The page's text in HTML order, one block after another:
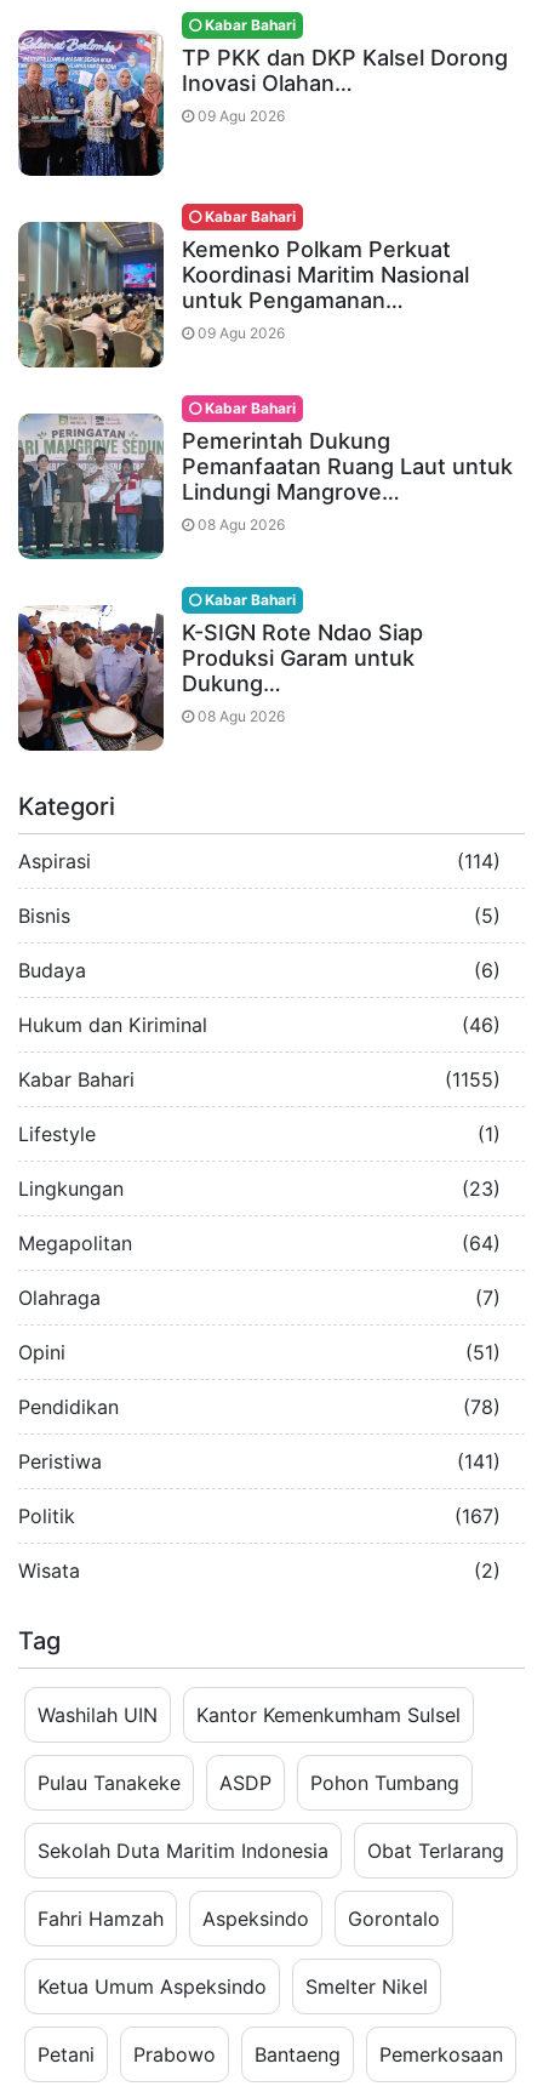
Kabar Bahari
TP PKK dan DKP Kalsel Dorong
Inovasi Olahan…
09 Agu 2026
Kabar Bahari
Kemenko Polkam Perkuat
Koordinasi Maritim Nasional
untuk Pengamanan…
09 Agu 2026
Kabar Bahari
Pemerintah Dukung
Pemanfaatan Ruang Laut untuk
Lindungi Mangrove…
08 Agu 2026
Kabar Bahari
K-SIGN Rote Ndao Siap
Produksi Garam untuk
Dukung…
08 Agu 2026
Kategori
Aspirasi (114)
Bisnis (5)
Budaya (6)
Hukum dan Kiriminal (46)
Kabar Bahari (1155)
Lifestyle (1)
Lingkungan (23)
Megapolitan (64)
Olahraga (7)
Opini (51)
Pendidikan (78)
Peristiwa (141)
Politik (167)
Wisata (2)
Tag
Washilah UIN Kantor Kemenkumham Sulsel
Pulau Tanakeke ASDP Pohon Tumbang
Sekolah Duta Maritim Indonesia Obat Terlarang
Fahri Hamzah Aspeksindo Gorontalo
Ketua Umum Aspeksindo Smelter Nikel
Petani Prabowo Bantaeng Pemerkosaan